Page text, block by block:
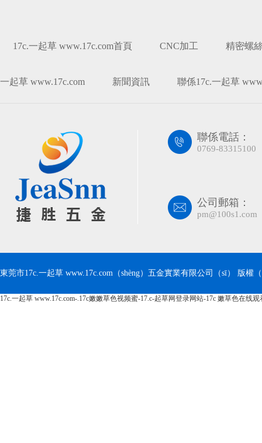
17c.一起草 www.17c.com首頁 CNC加工 精密螺
一起草 www.17c.com 新聞資訊 聯係17c.一起草
聯係電話：
0769-83315100
公司郵箱：
pm@100s1.com
東莞市17c.一起草 www.17c.com（shèng）五金實業有限公司（sī） 版權
17c.一起草 www.17c.com-.17c嫩嫩草色视频蜜-17.c-起草网登录网站-17c 嫩草色在线观